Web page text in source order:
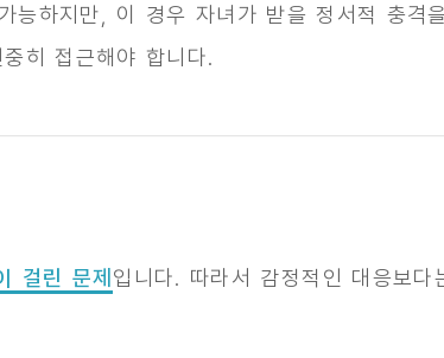
능하지만, 이 경우 자녀가 받을 정서적 충격
히 접근해야 합니다.
걸린 문제 입니다. 따라서 감정적인 대응보다